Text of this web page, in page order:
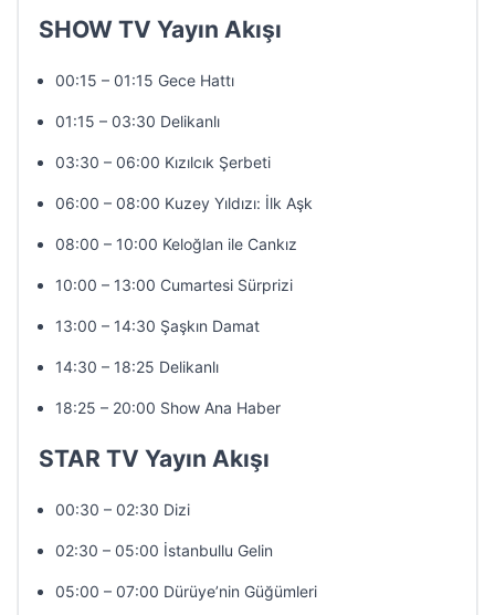
SHOW TV Yayın Akışı
00:15 – 01:15 Gece Hattı
01:15 – 03:30 Delikanlı
03:30 – 06:00 Kızılcık Şerbeti
06:00 – 08:00 Kuzey Yıldızı: İlk Aşk
08:00 – 10:00 Keloğlan ile Cankız
10:00 – 13:00 Cumartesi Sürprizi
13:00 – 14:30 Şaşkın Damat
14:30 – 18:25 Delikanlı
18:25 – 20:00 Show Ana Haber
STAR TV Yayın Akışı
00:30 – 02:30 Dizi
02:30 – 05:00 İstanbullu Gelin
05:00 – 07:00 Dürüye’nin Güğümleri